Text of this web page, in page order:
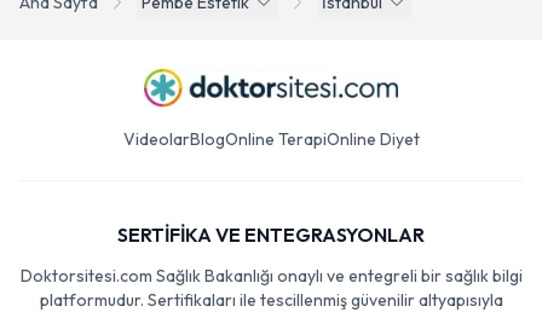
VideolarBlogOnline TerapiOnline Diyet
SERTİFİKA VE ENTEGRASYONLAR
Doktorsitesi.com Sağlık Bakanlığı onaylı ve entegreli bir sağlık bilgi
platformudur. Sertifikaları ile tescillenmiş güvenilir altyapısıyla